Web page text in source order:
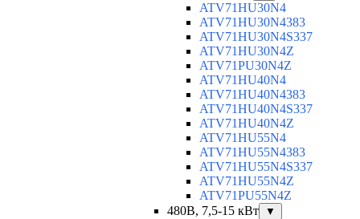
ATV71HU30N4
ATV71HU30N4383
ATV71HU30N4S337
ATV71HU30N4Z
ATV71PU30N4Z
ATV71HU40N4
ATV71HU40N4383
ATV71HU40N4S337
ATV71HU40N4Z
ATV71HU55N4
ATV71HU55N4383
ATV71HU55N4S337
ATV71HU55N4Z
ATV71PU55N4Z
480В, 7,5-15 кВт
▼